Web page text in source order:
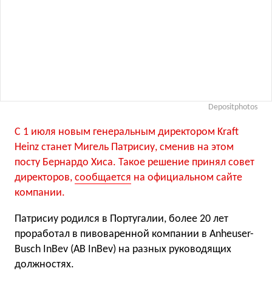
Depositphotos
С 1 июля новым генеральным директором Kraft
Heinz станет Мигель Патрисиу, сменив на этом
посту Бернардо Хиса. Такое решение принял совет
директоров, сообщается на официальном сайте
компании.
Патрисиу родился в Португалии, более 20 лет
проработал в пивоваренной компании в Anheuser-
Busch InBev (AB InBev) на разных руководящих
должностях.